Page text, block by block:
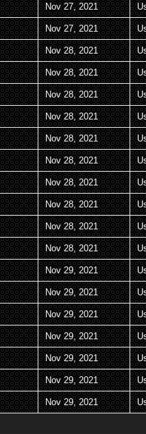
Nov 27, 2021
Nov 27, 2021
Nov 28, 2021
Nov 28, 2021
Nov 28, 2021
Nov 28, 2021
Nov 28, 2021
Nov 28, 2021
Nov 28, 2021
Nov 28, 2021
Nov 28, 2021
Nov 28, 2021
Nov 29, 2021
Nov 29, 2021
Nov 29, 2021
Nov 29, 2021
Nov 29, 2021
Nov 29, 2021
Nov 29, 2021